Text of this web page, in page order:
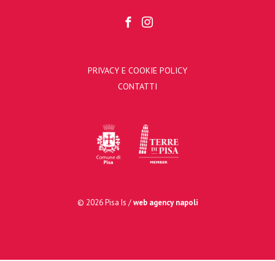
PRIVACY E COOKIE POLICY
CONTATTI
© 2026 Pisa Is /web agency napoli